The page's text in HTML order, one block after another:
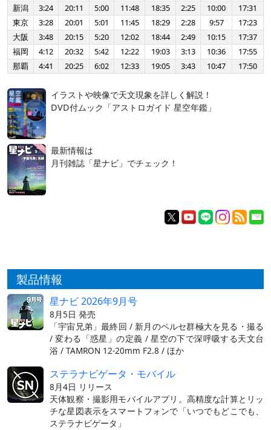
新潟
3:24 20:11 5:00 11:48 18:35 2:25 10:00
17:31
東京
3:28 20:01 5:01 11:45 18:29 2:28 9:57
17:23
大阪
3:48 20:15 5:20 12:02 18:44 2:49 10:15
17:37
福岡
4:12 20:32 5:42 12:22 19:03 3:13 10:36
17:55
那覇
4:41 20:25 6:02 12:33 19:05 3:43 10:47 17:50
イラストや映像で天文現象を詳しく解説！
DVD付ムック「アストロガイド 星空年鑑」
最新情報は
月刊雑誌「星ナビ」でチェック！
製品情報
星ナビ 2026年9月号
8月5日 発売
「宇宙兄弟」最終回 / 新月のペルセ群極大を見る・撮る
/ 変わる「惑星」の定義 / 星空の下で深呼吸する天文台
浴 / TAMRON 12-20mm F2.8 / ほか
ステラナビゲータ・モバイル
8月4日 リリース
天体観察・撮影用モバイルアプリ。高精度な計算とリッ
チな星図表示をスマートフォンで「いつでもどこでも、
ステラナビゲータ」